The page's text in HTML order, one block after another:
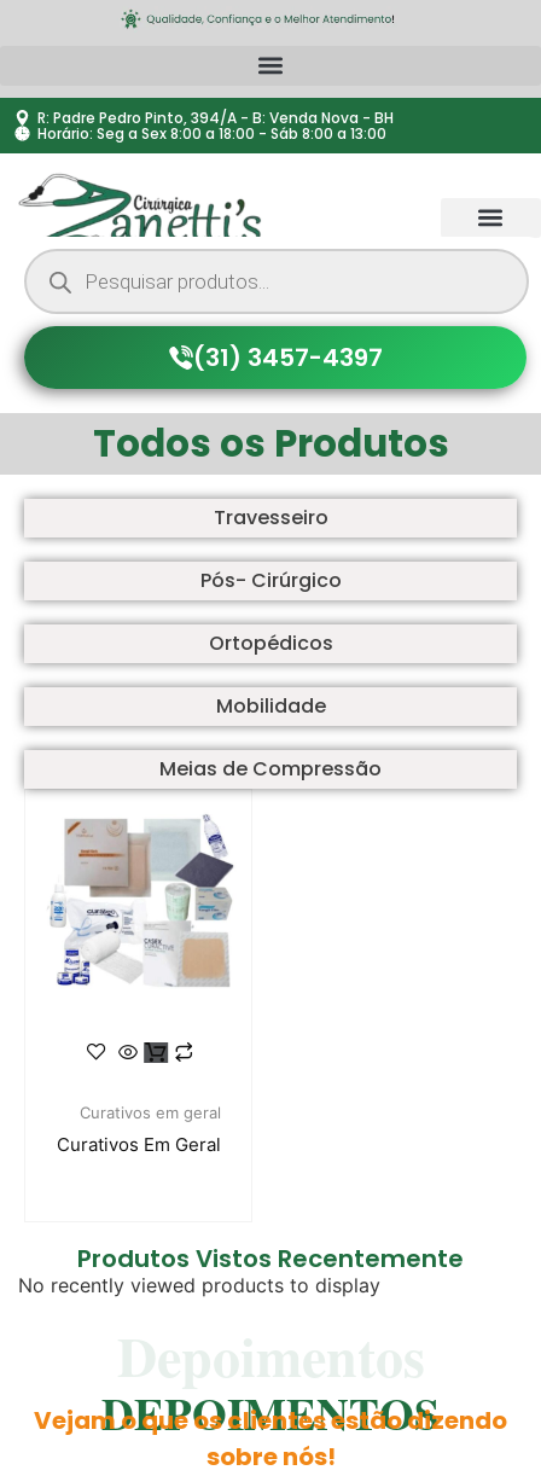
R: Padre Pedro Pinto, 394/A - B: Venda Nova - BH
Horário: Seg a Sex 8:00 a 18:00 - Sáb 8:00 a 13:00
(31) 3457-4397
Todos os Produtos
Travesseiro
Pós- Cirúrgico
Ortopédicos
Mobilidade
Meias de Compressão
Curativos em geral
Curativos Em Geral
Produtos Vistos Recentemente
No recently viewed products to display
DEPOIMENTOS
Vejam o que os clientes estão dizendo
sobre nós!